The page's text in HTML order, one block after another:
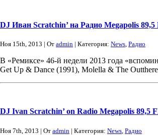
DJ Иван Scratchin’ на Радио Megapolis
Ноя 15th, 2013 | От admin | Категория: News, Радио
В «Ремиксе» 46-й недели 2013 года
Get Up & Dance (1991), Molella & The
DJ Ivan Scratchin’ on Radio Megapolis 89,5
Ноя 7th, 2013 | От admin | Категория: News Радио